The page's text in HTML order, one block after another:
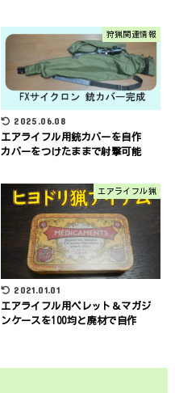
狩猟関連情報
2025.06.08
エアライフル用銃カバーを自作
カバーをつけたままで射撃可能
エアライフル猟
2021.01.01
エアライフル用ペレット＆マガジ
ンケースを100均と廃材で自作